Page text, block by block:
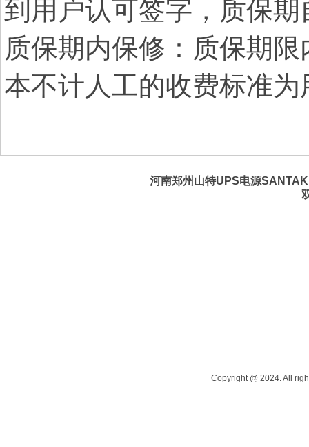
到用户认可签字，质保
质保期内保修：质保期
本不计人工的收费标准
河南郑州山特UPS电源
Copyright @ 2024. All